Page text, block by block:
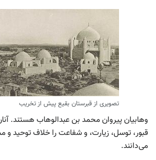
تصویری از قبرستان بقیع پیش از تخریب
وهابیان پیروان محمد بن عبدالوهاب هستند.
قبور، توسل، زیارت، و شفاعت را خلاف توحید
می‌دانند.